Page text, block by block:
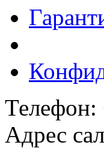
Телефон:
Адрес